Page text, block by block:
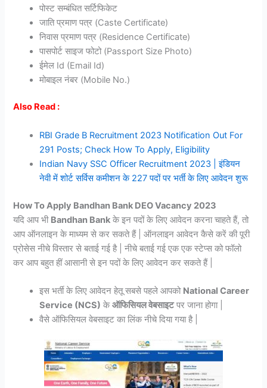
पोस्ट सम्बंधित सर्टिफिकेट
जाति प्रमाण पत्र (Caste Certificate)
निवास प्रमाण पत्र (Residence Certificate)
पासपोर्ट साइज फोटो (Passport Size Photo)
ईमेल Id (Email Id)
मोबाइल नंबर (Mobile No.)
Also Read :
RBI Grade B Recruitment 2023 Notification Out For
291 Posts; Check How To Apply, Eligibility
Indian Navy SSC Officer Recruitment 2023 | इंडियन
नेवी में शोर्ट सर्विस कमीशन के 227 पदों पर भर्ती के लिए आवेदन शुरू
How To Apply Bandhan Bank DEO Vacancy 2023
यदि आप भी Bandhan Bank के इन पदों के लिए आवेदन करना चाहते हैं, तो
आप ऑनलाइन के माध्यम से कर सकते हैं | ऑनलाइन आवेदन कैसे करें की पूरी
प्रोसेस नीचे विस्तार से बताई गई है | नीचे बताई गई एक एक स्टेप्स को फॉलो
कर आप बहुत हीं आसानी से इन पदों के लिए आवेदन कर सकते हैं |
इस भर्ती के लिए आवेदन हेतू सबसे पहले आपको National Career
Service (NCS) केऑफिसियल वेबसाइटपर जाना होगा |
वैसे ऑफिसियल वेबसाइट का लिंक नीचे दिया गया है |